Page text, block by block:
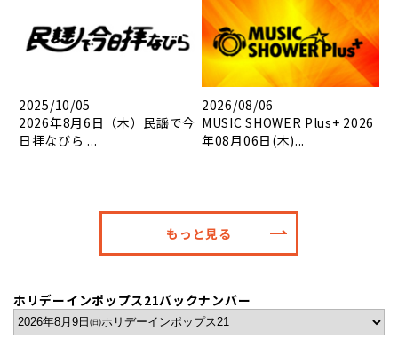
2025/10/05
2026年8月6日（木）民謡で今
日拝なびら ...
2026/08/06
MUSIC SHOWER Plus+ 2026
年08月06日(木)...
もっと見る
ホリデーインポップス21バックナンバー